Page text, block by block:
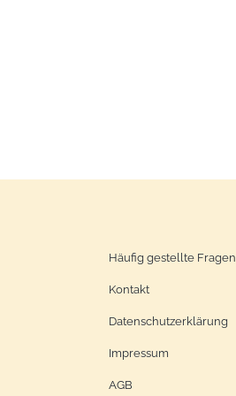
Häufig gestellte Fragen
Kontakt
Datenschutzerklärung
Impressum
AGB